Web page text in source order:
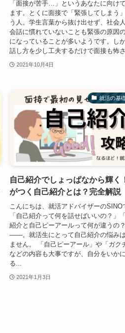
「面接が苦手…」というあなたに向け
ます。とくに面接で「緊張してしまう
う人。学生言葉から抜け出せず、社会
会話に慣れていないことも緊張の原因
になっていることが多いようです。しか
話し方を少し工夫するだけで面接も怖さ
2021年10月4日
就活の基
自己紹介でしょっぱなから輝く
がつく自己紹介とは？完全解説
こんにちは、就活アドバイザーのSINO
「自己紹介って何を話せばいいの？」
紹介と自己ピーアールって何が違うの？
――。就活生にとって自己紹介の悩み
ません。 「自己ピーアール」や「ガク
などの内容も大事ですが、自分をいか
る...
2021年1月3日